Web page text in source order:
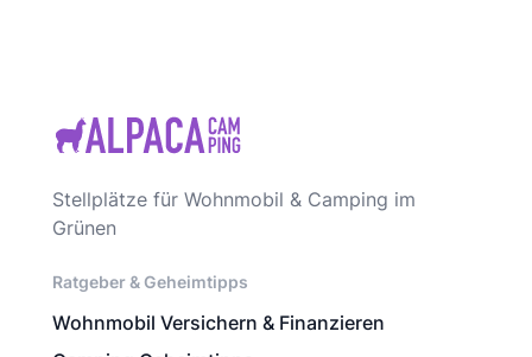
Stellplätze für Wohnmobil & Camping im
Grünen
Ratgeber & Geheimtipps
Wohnmobil Versichern & Finanzieren